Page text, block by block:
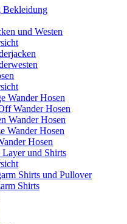
Bekleidung
und Westen
Wander Hosen
Wander Hosen
Wander Hosen
Wander Hosen
Hosen
Layer und Shirts
Shirts und Pullover
Shirts